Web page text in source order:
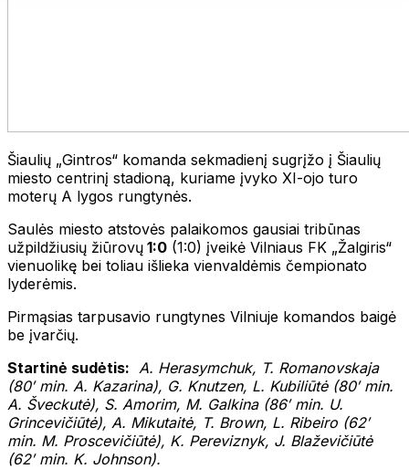
Šiaulių „Gintros“ komanda sekmadienį sugrįžo į Šiaulių
miesto centrinį stadioną, kuriame įvyko XI-ojo turo
moterų A lygos rungtynės.
Saulės miesto atstovės palaikomos gausiai tribūnas
užpildžiusių žiūrovų 1:0 (1:0) įveikė Vilniaus FK „Žalgiris“
vienuolikę bei toliau išlieka vienvaldėmis čempionato
lyderėmis.
Pirmąsias tarpusavio rungtynes Vilniuje komandos baigė
be įvarčių.
Startinė sudėtis: A. Herasymchuk, T. Romanovskaja
(80′ min. A. Kazarina), G. Knutzen, L. Kubiliūtė (80′ min.
A. Šveckutė), S. Amorim, M. Galkina (86′ min. U.
Grincevičiūtė), A. Mikutaitė, T. Brown, L. Ribeiro (62′
min. M. Proscevičiūtė), K. Pereviznyk, J. Blaževičiūtė
(62′ min. K. Johnson).